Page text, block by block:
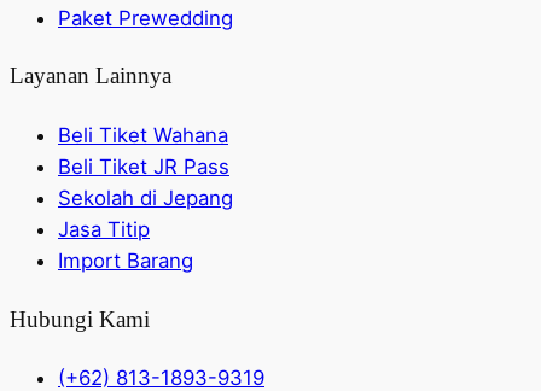
Paket Prewedding
Layanan Lainnya
Beli Tiket Wahana
Beli Tiket JR Pass
Sekolah di Jepang
Jasa Titip
Import Barang
Hubungi Kami
(+62) 813-1893-9319